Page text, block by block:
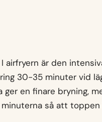
airfryern är den
30-35 minuter vid
en finare bryning,
så att